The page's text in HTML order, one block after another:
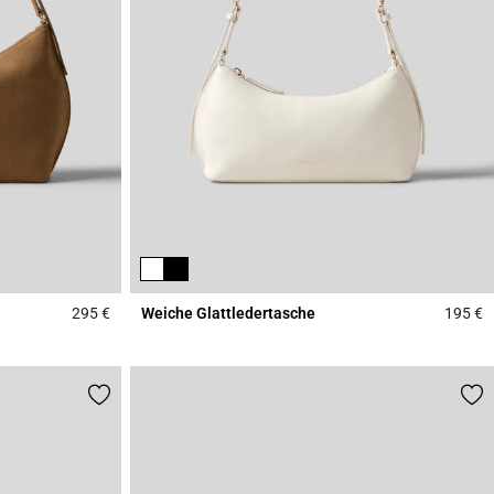
295 €5 out of 5 Customer Rating
Weiche Glattledertasche 195 €